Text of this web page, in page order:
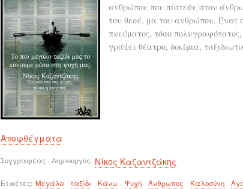
ανθρώπου που πίστεψε στον
του θεού, μα του ανθρώπου. Ένας
πνεύματος, τόσο
γράψει θέατρο, δοκίμια,
Αποφθέγματα
Συγγραφέας - Δημιουργός Νίκος Καζαντζάκης
Ετικέτες Μεγάλο ταξίδι Κάνω Ψυχή Άνθρωπος Καλοσύνη